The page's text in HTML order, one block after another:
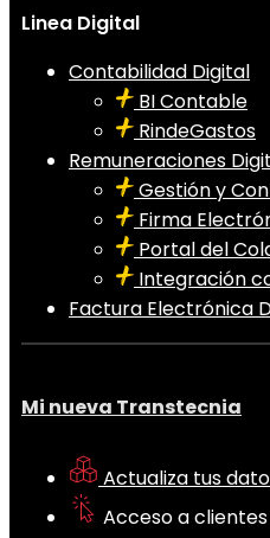
Linea Digital
Contabilidad Digital
BI Contable
RindeGastos
Remuneraciones
Gestión y
Firma
Portal del
Integración
Factura Electrónica
Mi nueva Transtecnia
Actualiza tus
Acceso a clientes